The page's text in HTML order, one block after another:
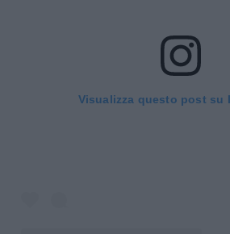
Visualizza questo post su